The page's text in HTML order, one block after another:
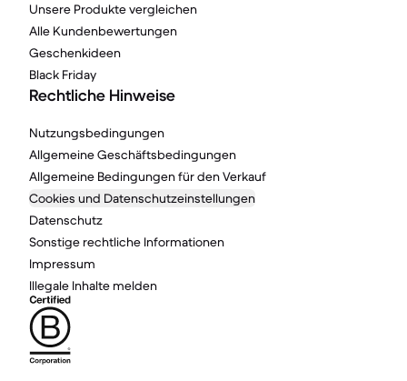
Unsere Produkte vergleichen
Alle Kundenbewertungen
Geschenkideen
Black Friday
Rechtliche Hinweise
Nutzungsbedingungen
Allgemeine Geschäftsbedingungen
Allgemeine Bedingungen für den Verkauf
Cookies und Datenschutzeinstellungen
Datenschutz
Sonstige rechtliche Informationen
Impressum
Illegale Inhalte melden